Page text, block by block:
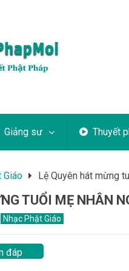
Giảng sư Thuyết
Giáo Lệ Quyên hát mừng
TUỔI MẸ NHÂN
Nhạc Phật Giáo
đáp